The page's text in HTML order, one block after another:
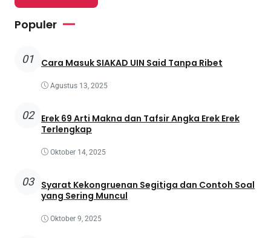
Populer
01 Cara Masuk SIAKAD UIN Said Tanpa Ribet
Agustus 13, 2025
02
Erek 69 Arti Makna dan Tafsir Angka Erek Erek
Terlengkap
Oktober 14, 2025
03
Syarat Kekongruenan Segitiga dan Contoh Soal
yang Sering Muncul
Oktober 9, 2025